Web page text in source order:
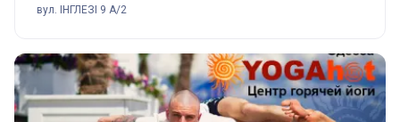
вул. ІНГЛЕЗІ 9 А/2